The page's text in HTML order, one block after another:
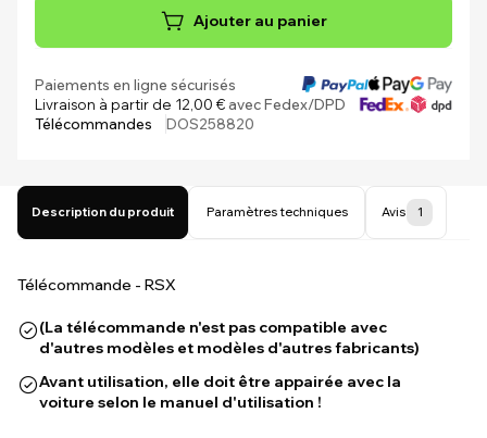
Ajouter au panier
Paiements en ligne sécurisés
Livraison à partir de 12,00 €avec Fedex/DPD
Télécommandes
DOS258820
Description du produit Paramètres techniques Avis 1
Télécommande - RSX
(La télécommande n'est pas compatible avec
d'autres modèles et modèles d'autres fabricants)
Avant utilisation, elle doit être appairée avec la
voiture selon le manuel d'utilisation !